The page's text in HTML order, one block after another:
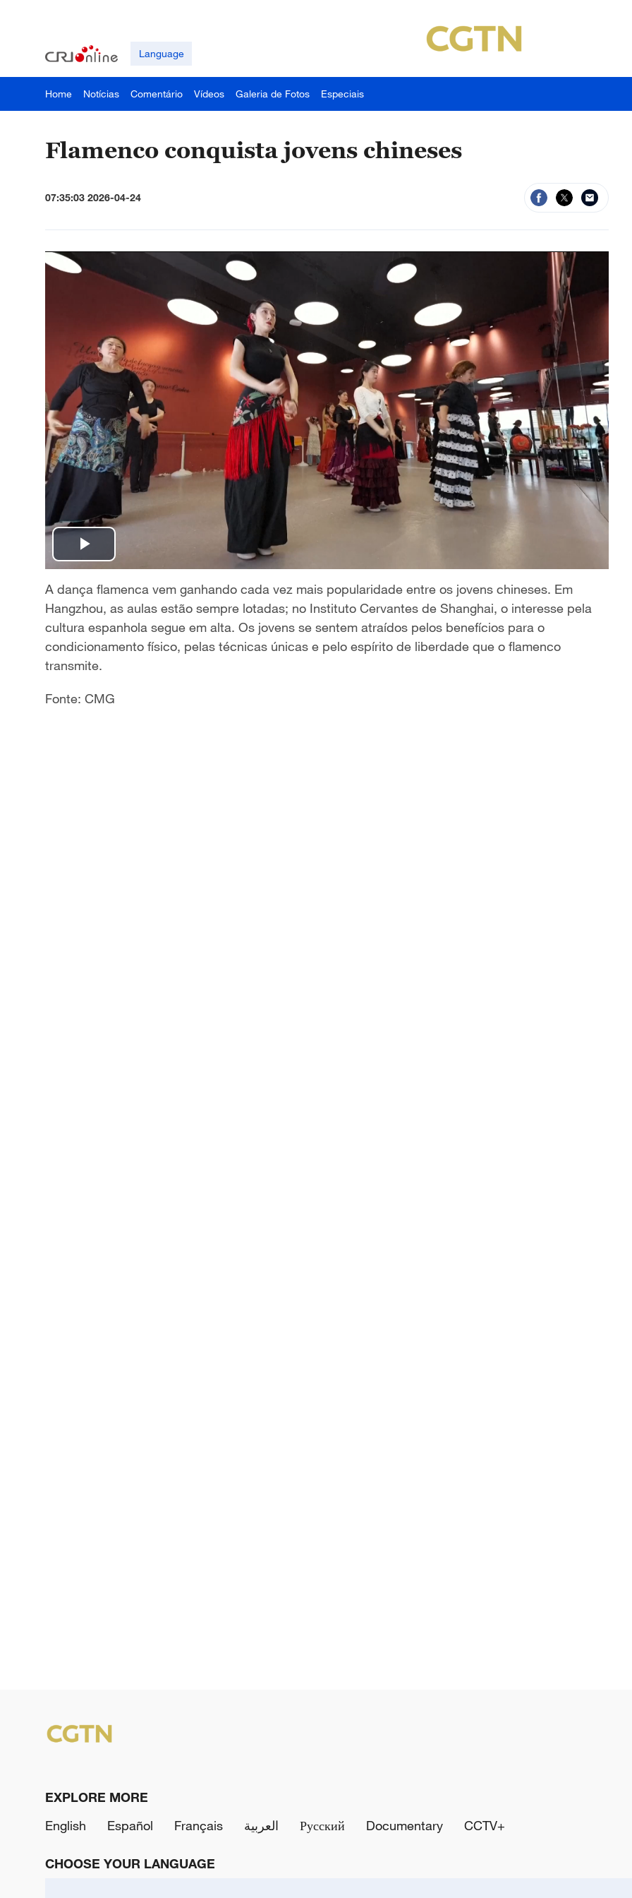
Language
Home Notícias Comentário Vídeos Galeria de Fotos Especiais
Flamenco conquista jovens chineses
07:35:03 2026-04-24
P
l
a
y
A dança flamenca vem ganhando cada vez mais popularidade entre os jovens chineses. Em
Hangzhou, as aulas estão sempre lotadas; no Instituto Cervantes de Shanghai, o interesse pela
cultura espanhola segue em alta. Os jovens se sentem atraídos pelos benefícios para o
condicionamento físico, pelas técnicas únicas e pelo espírito de liberdade que o flamenco
transmite.
Fonte: CMG
EXPLORE MORE
English
Español Français العربية Русский Documentary CCTV+
CHOOSE YOUR LANGUAGE